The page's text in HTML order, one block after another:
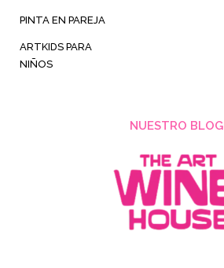
PINTA EN PAREJA
ARTKIDS PARA
NIÑOS
NUESTRO BLOG